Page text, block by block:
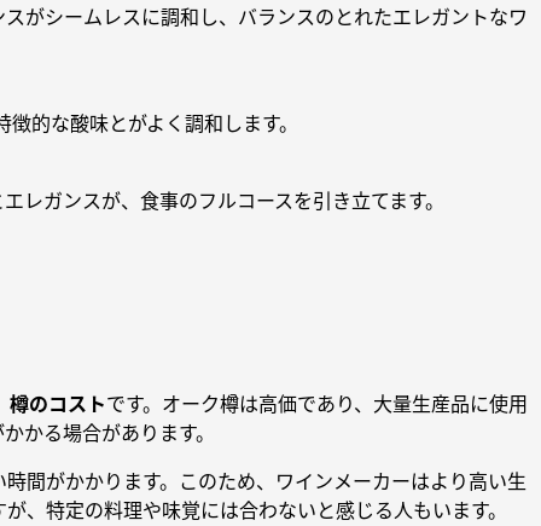
がシームレスに調和し、バランスのとれたエレガントなワ
的な酸味とがよく調和します。
ガンスが、食事のフルコースを引き立てます。
樽のコストです。オーク樽は高価であり、大量生産品に使用
かる場合があります。
間がかかります。このため、ワインメーカーはより高い生
、特定の料理や味覚には合わないと感じる人もいます。